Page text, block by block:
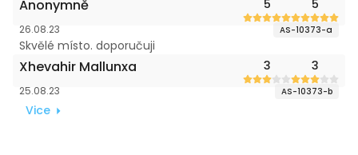
Anonymně 5 5
26.08.23 AS-10373-a
Skvělé místo. doporučuji
Xhevahir Mallunxa 3 3
25.08.23 AS-10373-b
Vice